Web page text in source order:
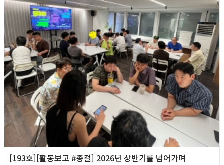
[193호][활동보고 #종걸] 2026년 상반기를 넘어가며